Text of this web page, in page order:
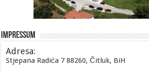
Impressum
Adresa:
Stjepana Radića 7 88260, Čitluk, BiH